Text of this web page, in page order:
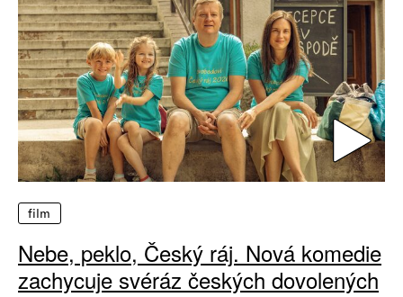
film
Nebe, peklo, Český ráj. Nová komedie
zachycuje svéráz českých dovolených